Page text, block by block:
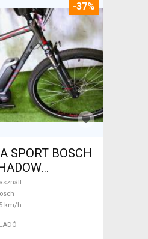
-37%
SPORT BOSCH
cross
használt
km/h